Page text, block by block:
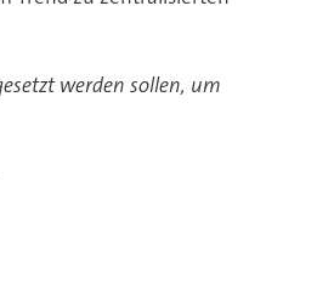
werden sollen, um